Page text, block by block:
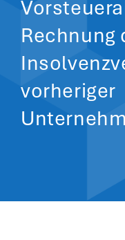
Rechnung
vorheriger